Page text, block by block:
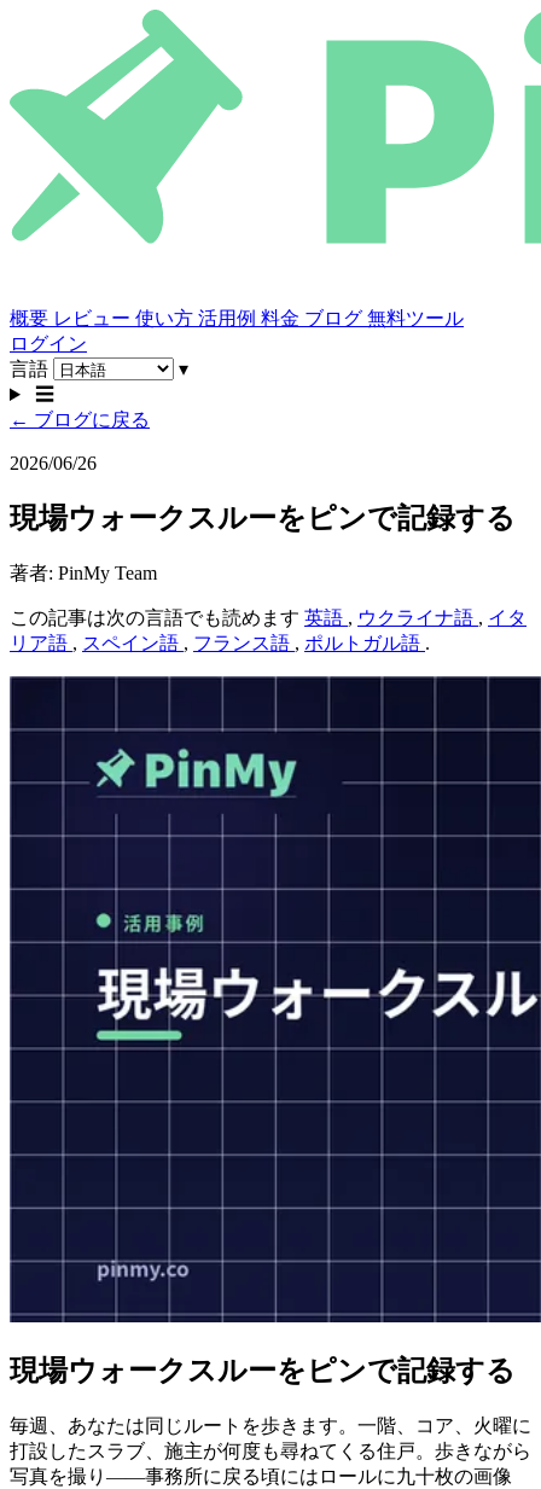
概要 レビュー 使い方 活用例 料金 ブログ 無料ツール
ログイン
言語
▾
☰
← ブログに戻る
2026/06/26
現場ウォークスルーをピンで記録する
著者: PinMy Team
この記事は次の言語でも読めます 英語 , ウクライナ語 , イタ
リア語 , スペイン語 , フランス語 , ポルトガル語 .
現場ウォークスルーをピンで記録する
毎週、あなたは同じルートを歩きます。一階、コア、火曜に
打設したスラブ、施主が何度も尋ねてくる住戸。歩きながら
写真を撮り——事務所に戻る頃にはロールに九十枚の画像